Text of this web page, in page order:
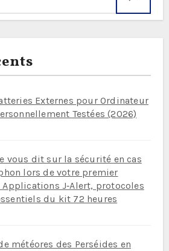
Externes pour Ordinateur
Testées (2026)
vous dit sur la sécurité en cas
lors de votre premier
Applications J‑Alert, protocoles
du kit 72 heures
météores des Perséides en